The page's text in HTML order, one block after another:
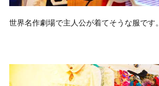
世界名作劇場で主人公が着てそうな服です。